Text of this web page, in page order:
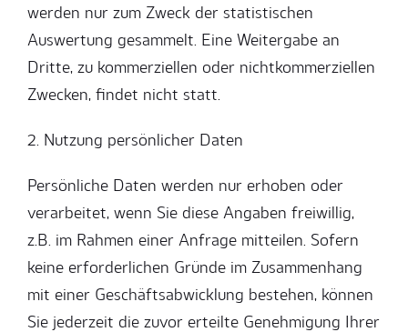
werden nur zum Zweck der statistischen
Auswertung gesammelt. Eine Weitergabe an
Dritte, zu kommerziellen oder nichtkommerziellen
Zwecken, findet nicht statt.
2. Nutzung persönlicher Daten
Persönliche Daten werden nur erhoben oder
verarbeitet, wenn Sie diese Angaben freiwillig,
z.B. im Rahmen einer Anfrage mitteilen. Sofern
keine erforderlichen Gründe im Zusammenhang
mit einer Geschäftsabwicklung bestehen, können
Sie jederzeit die zuvor erteilte Genehmigung Ihrer